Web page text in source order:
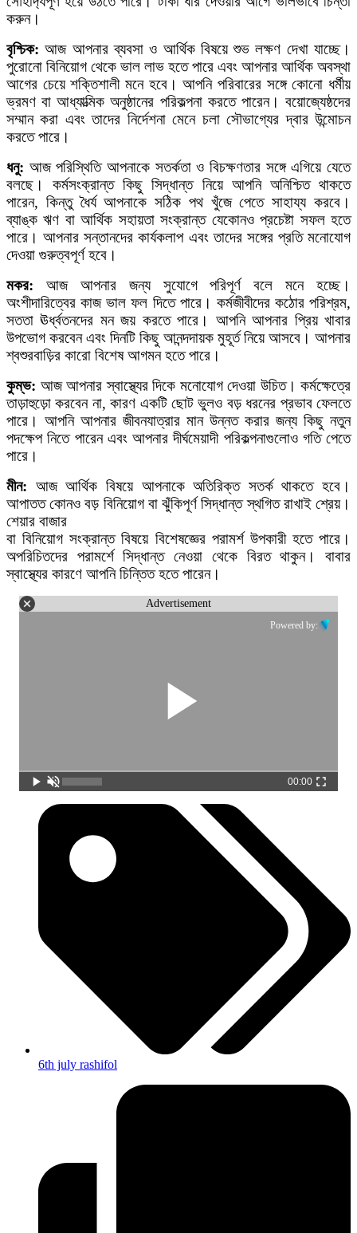
করুন।
বৃশ্চিক: আজ আপনার ব্যবসা ও আর্থিক বিষয়ে শুভ লক্ষণ দেখা যাচ্ছে।
পুরোনো বিনিয়োগ থেকে ভাল লাভ হতে পারে এবং আপনার আর্থিক অবস্থা
আগের চেয়ে শক্তিশালী মনে হবে। আপনি পরিবারের সঙ্গে কোনো ধর্মীয়
ভ্রমণ বা আধ্যাত্মিক অনুষ্ঠানের পরিকল্পনা করতে পারেন। বয়োজ্যেষ্ঠদের
সম্মান করা এবং তাদের নির্দেশনা মেনে চলা সৌভাগ্যের দ্বার উন্মোচন
করতে পারে।
ধনু: আজ পরিস্থিতি আপনাকে সতর্কতা ও বিচক্ষণতার সঙ্গে এগিয়ে যেতে
বলছে। কর্মসংক্রান্ত কিছু সিদ্ধান্ত নিয়ে আপনি অনিশ্চিত থাকতে
পারেন, কিন্তু ধৈর্য আপনাকে সঠিক পথ খুঁজে পেতে সাহায্য করবে।
ব্যাঙ্ক ঋণ বা আর্থিক সহায়তা সংক্রান্ত যেকোনও প্রচেষ্টা সফল হতে
পারে। আপনার সন্তানদের কার্যকলাপ এবং তাদের সঙ্গের প্রতি মনোযোগ
দেওয়া গুরুত্বপূর্ণ হবে।
মকর: আজ আপনার জন্য সুযোগে পরিপূর্ণ বলে মনে হচ্ছে।
অংশীদারিত্বের কাজ ভাল ফল দিতে পারে। কর্মজীবীদের কঠোর পরিশ্রম,
সততা ঊর্ধ্বতনদের মন জয় করতে পারে। আপনি আপনার প্রিয় খাবার
উপভোগ করবেন এবং দিনটি কিছু আনন্দদায়ক মুহূর্ত নিয়ে আসবে। আপনার
শ্বশুরবাড়ির কারো বিশেষ আগমন হতে পারে।
কুম্ভ: আজ আপনার স্বাস্থ্যের দিকে মনোযোগ দেওয়া উচিত। কর্মক্ষেত্রে
তাড়াহুড়ো করবেন না, কারণ একটি ছোট ভুলও বড় ধরনের প্রভাব ফেলতে
পারে। আপনি আপনার জীবনযাত্রার মান উন্নত করার জন্য কিছু নতুন
পদক্ষেপ নিতে পারেন এবং আপনার দীর্ঘমেয়াদী পরিকল্পনাগুলোও গতি পেতে
পারে।
মীন: আজ আর্থিক বিষয়ে আপনাকে অতিরিক্ত সতর্ক থাকতে হবে।
আপাতত কোনও বড় বিনিয়োগ বা ঝুঁকিপূর্ণ সিদ্ধান্ত স্থগিত রাখাই শ্রেয়।
শেয়ার বাজার
বা বিনিয়োগ সংক্রান্ত বিষয়ে বিশেষজ্ঞের পরামর্শ উপকারী হতে পারে।
অপরিচিতদের পরামর্শে সিদ্ধান্ত নেওয়া থেকে বিরত থাকুন। বাবার
স্বাস্থ্যের কারণে আপনি চিন্তিত হতে পারেন।
Advertisement
Powered by:
00:00
6th july rashifol